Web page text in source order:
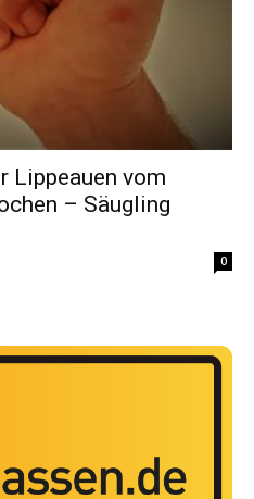
Lippeauen vom
– Säugling
0